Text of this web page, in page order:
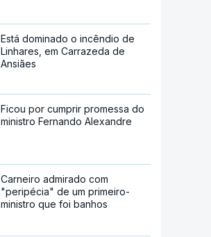
Está dominado o incêndio de
Linhares, em Carrazeda de
Ansiães
Ficou por cumprir promessa do
ministro Fernando Alexandre
Carneiro admirado com
"peripécia" de um primeiro-
ministro que foi banhos